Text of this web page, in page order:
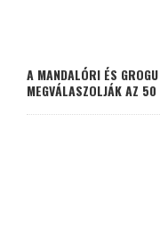
A MANDALÓRI ÉS
MEGVÁLASZOLJÁK AZ